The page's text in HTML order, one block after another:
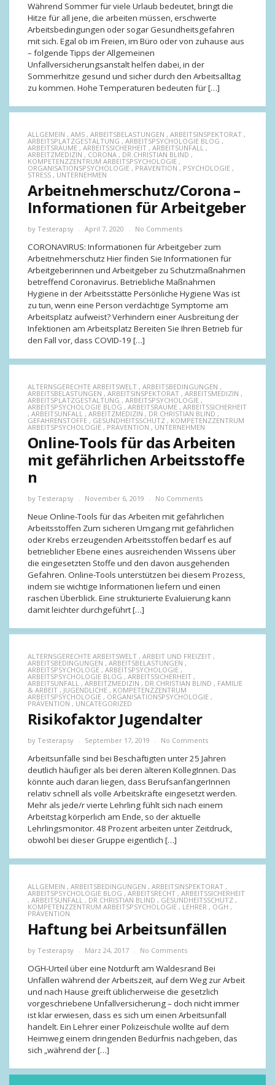
Während Sommer für viele Urlaub bedeutet, bringt die
Hitze für all jene, die arbeiten müssen, erschwerte
Arbeitsbedingungen oder sogar Gesundheitsgefahren
mit sich. Egal ob im Freien, im Büro oder von zuhause aus
– folgende Tipps der Allgemeinen
Unfallversicherungsanstalt helfen dabei, in der
Sommerhitze gesund und sicher durch den Arbeitsalltag
zu kommen. Hohe Temperaturen bedeuten für […]
ALLGEMEIN , AMS , ARBEITSBELASTUNGEN , ARBEITSINSPEKTORAT ,
ARBEITSPLATZGESTALTUNG , ARBEITSPSYCHOLOGIE BLOG ,
ARBEITSRÄUME , ARBEITSSICHERHEIT , ARBEITSUNFALL ,
ARBEITZMEDIZIN , CORONA , DR.CHRISTIAN BLIND ,
KOMPETENZZENTRUM ARBEITSPSYCHOLOGIE ,
ORGANISATIONSPSYCHOLOGIE , PRÄVENTION , PSYCHOLOGIE ,
STRESS , UNTERNEHMEN
Arbeitnehmerschutz/Corona –
Informationen für Arbeitgeber
by Testerapsy April 7, 2020 No Comments
CORONAVIRUS: Informationen für Arbeitgeber zum
Arbeitnehmerschutz Hier finden Sie Informationen für
Arbeitgeberinnen und Arbeitgeber zu Schutzmaßnahmen
betreffend Coronavirus. Betriebliche Maßnahmen
Hygiene in der Arbeitsstätte Persönliche Hygiene Was ist
zu tun, wenn eine Person verdächtige Symptome am
Arbeitsplatz aufweist? Verhindern einer Ausbreitung der
Infektionen am Arbeitsplatz Bereiten Sie Ihren Betrieb für
den Fall vor, dass COVID-19 […]
ALTERNSGERECHTE ARBEITSWELT , ARBEITSBEDINGUNGEN ,
ARBEITSBELASTUNGEN , ARBEITSINSPEKTORAT , ARBEITSMEDIZIN ,
ARBEITSPLATZGESTALTUNG , ARBEITSPSYCHOLOGIE ,
ARBEITSPSYCHOLOGIE BLOG , ARBEITSRÄUME , ARBEITSSICHERHEIT
, ARBEITSUNFALL , ARBEITZMEDIZIN , DR.CHRISTIAN BLIND ,
GEFAHRENSTOFFE , GESUNDHEITSSCHUTZ , KOMPETENZZENTRUM
ARBEITSPSYCHOLOGIE , PRÄVENTION , UNTERNEHMEN
Online-Tools für das Arbeiten
mit gefährlichen Arbeitsstoffe
n
by Testerapsy November 6, 2019 No Comments
Neue Online-Tools für das Arbeiten mit gefährlichen
Arbeitsstoffen Zum sicheren Umgang mit gefährlichen
oder Krebs erzeugenden Arbeitsstoffen bedarf es auf
betrieblicher Ebene eines ausreichenden Wissens über
die eingesetzten Stoffe und den davon ausgehenden
Gefahren. Online-Tools unterstützen bei diesem Prozess,
indem sie wichtige Informationen liefern und einen
raschen Überblick. Eine strukturierte Evaluierung kann
damit leichter durchgeführt […]
ALTERNSGERECHTE ARBEITSWELT , ARBEIT UND FREIZEIT ,
ARBEITSBEDINGUNGEN , ARBEITSBELASTUNGEN ,
ARBEITSPSYCHOLOGE , ARBEITSPSYCHOLOGIE ,
ARBEITSPSYCHOLOGIE BLOG , ARBEITSSICHERHEIT ,
ARBEITSUNFALL , ARBEITZMEDIZIN , DR.CHRISTIAN BLIND , FAMILIE
& ARBEIT , JUGENDLICHE , KOMPETENZZENTRUM
ARBEITSPSYCHOLOGIE , ORGANISATIONSPSYCHOLOGIE ,
PRÄVENTION , UNCATEGORIZED
Risikofaktor Jugendalter
by Testerapsy September 17, 2019 No Comments
Arbeitsunfälle sind bei Beschäftigten unter 25 Jahren
deutlich häufiger als bei deren älteren KollegInnen. Das
könnte auch daran liegen, dass BerufsanfängerInnen
relativ schnell als volle Arbeitskräfte eingesetzt werden.
Mehr als jede/r vierte Lehrling fühlt sich nach einem
Arbeitstag körperlich am Ende, so der aktuelle
Lehrlingsmonitor. 48 Prozent arbeiten unter Zeitdruck,
obwohl bei dieser Gruppe eigentlich […]
ALLGEMEIN , ARBEITSBEDINGUNGEN , ARBEITSINSPEKTORAT ,
ARBEITSPSYCHOLOGIE BLOG , ARBEITSRECHT , ARBEITSSICHERHEIT
, ARBEITSUNFALL , DR.CHRISTIAN BLIND , GESUNDHEITSSCHUTZ ,
KOMPETENZZENTRUM ARBEITSPSYCHOLOGIE , LEHRER , OGH ,
PRÄVENTION
Haftung bei Arbeitsunfällen
by Testerapsy März 24, 2017 No Comments
OGH-Urteil über eine Notdurft am Waldesrand Bei
Unfällen während der Arbeitszeit, auf dem Weg zur Arbeit
und nach Hause greift üblicherweise die gesetzlich
vorgeschriebene Unfallversicherung – doch nicht immer
ist klar erwiesen, dass es sich um einen Arbeitsunfall
handelt. Ein Lehrer einer Polizeischule wollte auf dem
Heimweg einem dringenden Bedürfnis nachgeben, das
sich „während der […]